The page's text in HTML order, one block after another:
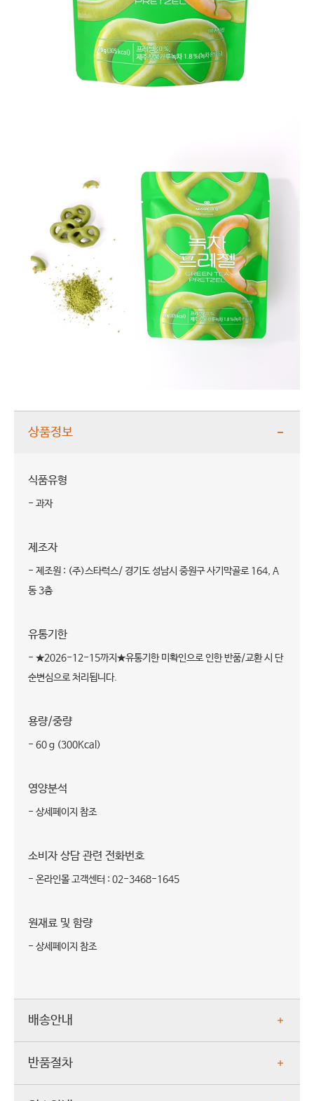
상품정보
식품유형
- 과자
제조자
- 제조원 : (주)스타럭스/ 경기도 성남시 중원구 사기막골로 164, A
동 3층
유통기한
- ★2026-12-15까지★유통기한 미확인으로 인한 반품/교환 시 단
순변심으로 처리됩니다.
용량/중량
- 60 g (300Kcal)
영양분석
- 상세페이지 참조
소비자 상담 관련 전화번호
- 온라인몰 고객센터 : 02-3468-1645
원재료 및 함량
- 상세페이지 참조
배송안내
반품절차